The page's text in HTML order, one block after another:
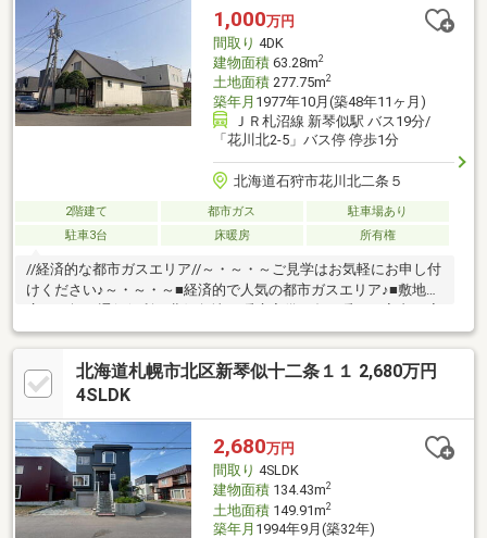
学校まで徒歩約9分■駐車スペース3台分（車種による）■現在居住
中のため、内覧は事前予約をお願いします
1,000万円
間取り 4DK
建物面積63.28m2
土地面積277.75m2
築年月 1977年10月(築48年11ヶ月)
ＪＲ札沼線 新琴似駅 バス19分/
「花川北2-5」バス停 停歩1分
北海道石狩市花川北二条５
2階建て 都市ガス
駐車場あり
駐車3台
床暖房 所有権
//経済的な都市ガスエリア//～・～・～ご見学はお気軽にお申し付
けください♪～・～・～■経済的で人気の都市ガスエリア♪■敷地
広々84坪の通行便利な北側角地♪■暖房完備で冬も暖かな室内♪■家
庭菜園の楽しめる広々敷地♪■郵便局・ローソンまで徒歩1分♪生活
便利な住環境♪■商業施設多数で買い物便利な立地♪■バス停「花川
北2-5」徒歩1分でアクセス便利♪■周辺は車通りの少ない閑静な住
宅街♪■敷地北向き角地で通行便利な立地♪■公園近くでお子様の子
北海道札幌市北区新琴似十二条１１ 2,680万円
4SLDK
2,680万円
間取り 4SLDK
建物面積134.43m2
土地面積149.91m2
築年月 1994年9月(築32年)